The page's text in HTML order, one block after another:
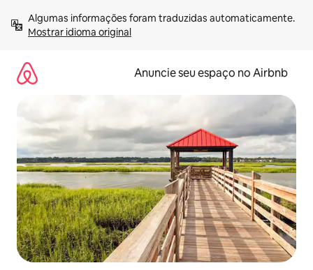
para
Mostrar idioma original
Anuncie seu espaço no Airbnb